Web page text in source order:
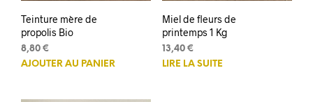
Teinture mère de
propolis Bio
8,80 €
AJOUTER AU PANIER
Miel de fleurs de
printemps 1 Kg
13,40 €
LIRE LA SUITE